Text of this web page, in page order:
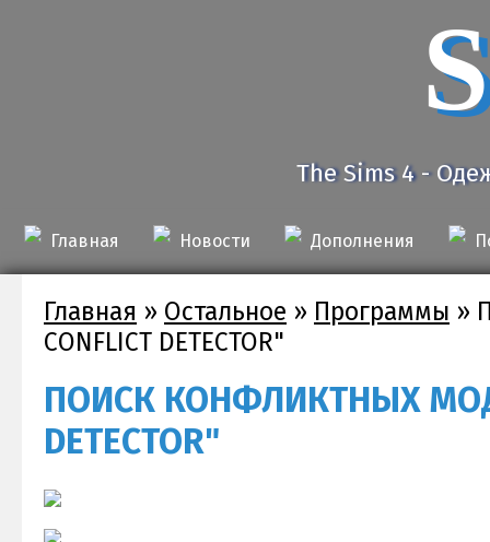
The Sims 4 -
Главная Новости Дополнения
Главная » Остальное » Программы »
CONFLICT DETECTOR"
ПОИСК КОНФЛИКТНЫХ
DETECTOR"